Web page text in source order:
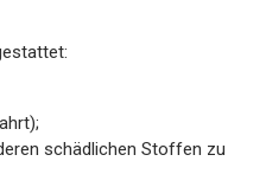
schädlichen Stoffen zu